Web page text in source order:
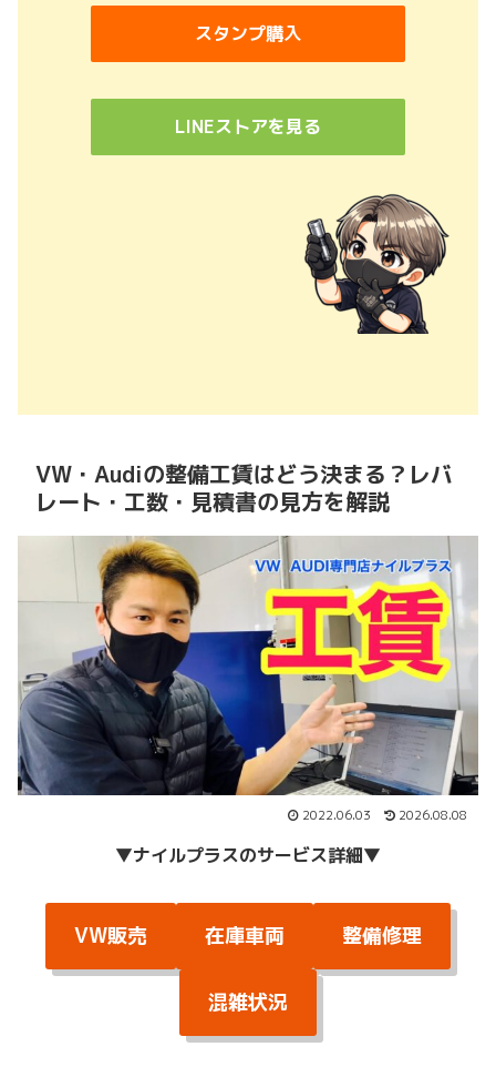
スタンプ購入
LINEストアを見る
VW・Audiの整備工賃はどう決まる？レバ
レート・工数・見積書の見方を解説
2022.06.03 2026.08.08
▼ナイルプラスのサービス詳細▼
VW販売 在庫車両 整備修理
混雑状況